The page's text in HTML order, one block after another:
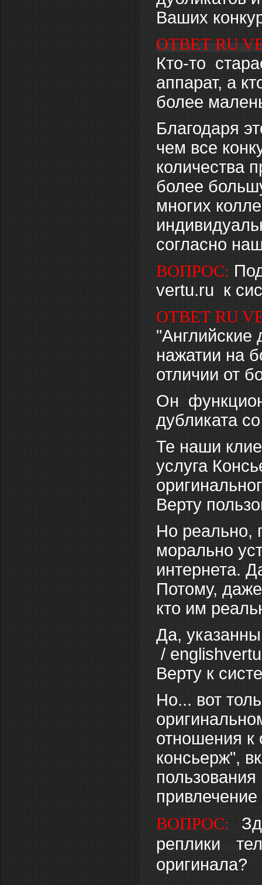
Ваших
ОТВЕТ RU
Кто-то
аппарат, а
более
Благодаря
чем все
количества
более
многих
согласно
ВОПРОС:
vertu.ru к
ОТВЕТ RU
"Английские
нажатии на
отличии от
Он
дубликата
Те наши
услуга
Верту
Но реально,
морально
интернета.
Потому,
кто им
Да,
/
Верту к
Но... вот
отношения к
консьерж",
привлечение
ВОПРОС:
реплики
оригинала?